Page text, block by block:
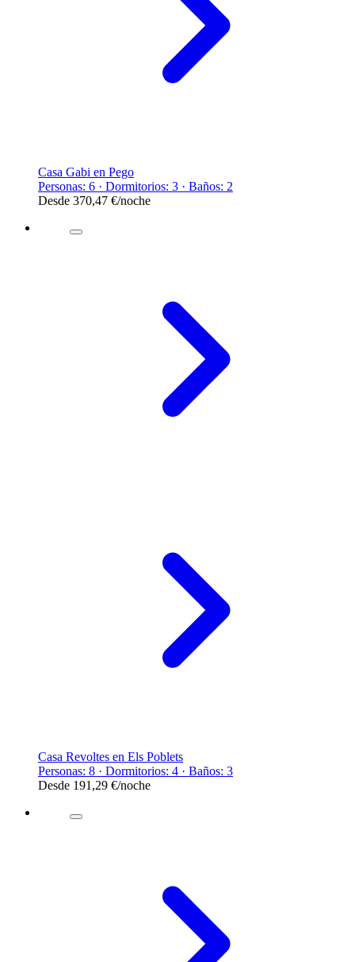
Casa Gabi en Pego
Personas: 6 · Dormitorios: 3 · Baños: 2
Desde 370,47 €/noche
Casa Revoltes en Els Poblets
Personas: 8 · Dormitorios: 4 · Baños: 3
Desde 191,29 €/noche